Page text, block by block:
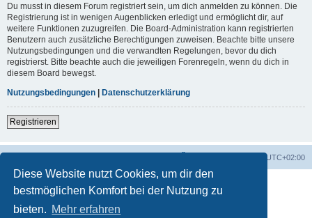
Diese Website nutzt Cookies, um dir den
bestmöglichen Komfort bei der Nutzung zu
bieten. Mehr erfahren
Du musst in diesem Forum registriert sein, um dich anmelden zu können. Die
Registrierung ist in wenigen Augenblicken erledigt und ermöglicht dir, auf
weitere Funktionen zuzugreifen. Die Board-Administration kann registrierten
Benutzern auch zusätzliche Berechtigungen zuweisen. Beachte bitte unsere
Nutzungsbedingungen und die verwandten Regelungen, bevor du dich
registrierst. Bitte beachte auch die jeweiligen Forenregeln, wenn du dich in
diesem Board bewegst.
Nutzungsbedingungen | Datenschutzerklärung
Registrieren
UTC+02:00